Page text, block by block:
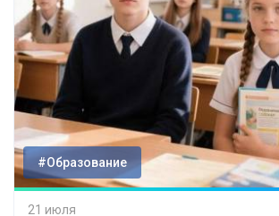
#Образование
21 июля